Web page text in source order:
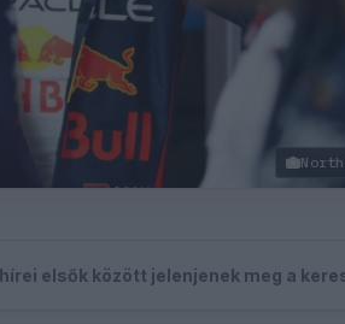
elsők között jelenjenek meg a